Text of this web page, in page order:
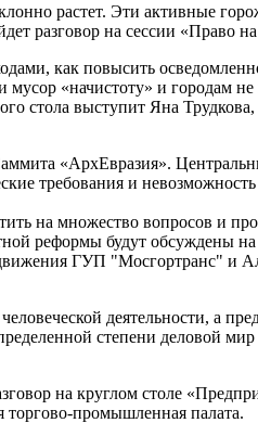
растет. Эти активные
разговор на сессии «Право
как повысить
«начистоту» и городам
стола выступит Яна
«АрхЕвразия».
требования и
на множество вопросов и
реформы будут обсуждены
ГУП "Мосгортранс" и
деятельности, а
степени
на круглом столе
торгово-промышленная палата.